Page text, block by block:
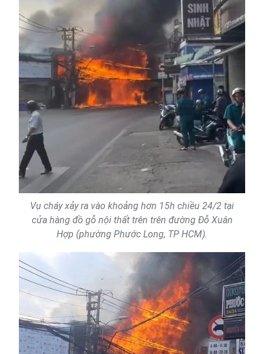
Vụ cháy xảy ra vào khoảng hơn 15h chiều 24/2 tại
cửa hàng đồ gỗ nội thất trên trên đường Đỗ Xuân
Hợp (phường Phước Long, TP HCM).